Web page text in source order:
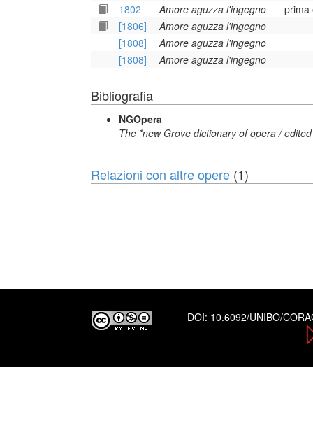
1802
Amore aguzza l'ingegno
prima
[1806]
Amore aguzza l'ingegno
[1808]
Amore aguzza l'ingegno
[1808]
Amore aguzza l'ingegno
Bibliografia
NGOpera
The *new Grove dictionary of opera /
Relazioni con altre opere (1)
DOI: 10.6092/UNIBO/